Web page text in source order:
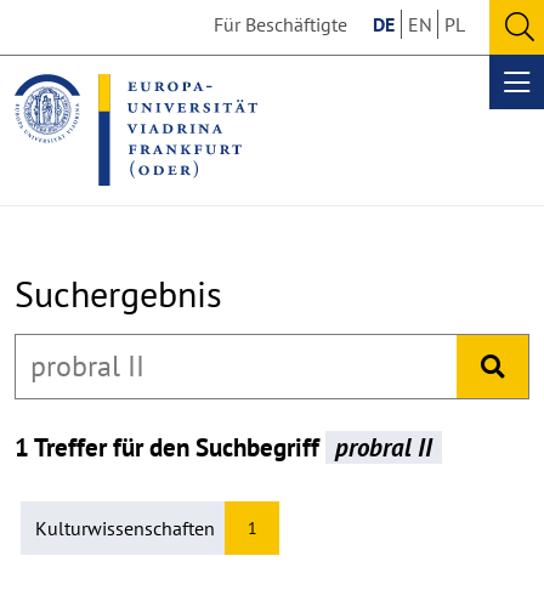
the
content
section
the
footer
section
Für Beschäftigte DE EN PL
Suchergebnis
1 Treffer für den Suchbegriff probral II
Kulturwissenschaften 1